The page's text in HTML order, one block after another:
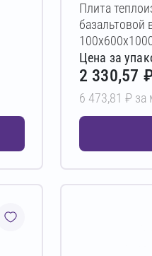
Плита
Цена за
2 330,57
6 473,81 ₽ за